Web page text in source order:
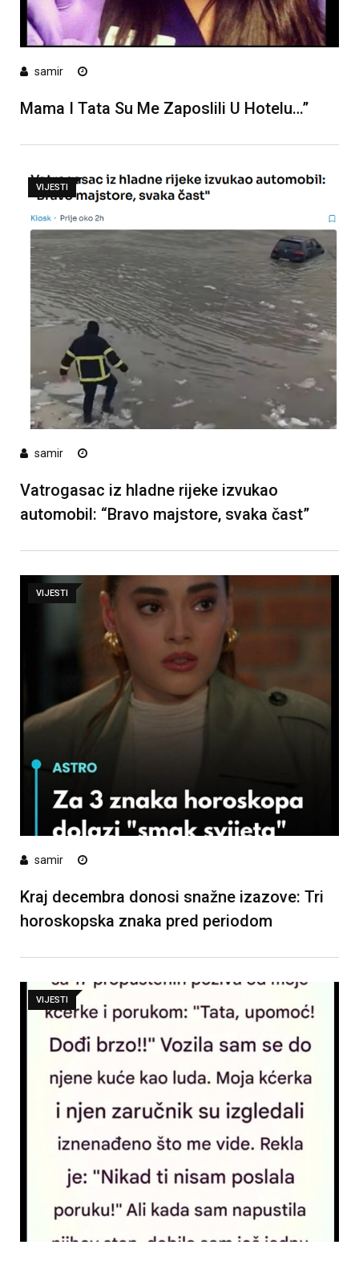
samir
Mama I Tata Su Me Zaposlili U Hotelu…”
VIJESTI
samir
Vatrogasac iz hladne rijeke izvukao
automobil: “Bravo majstore, svaka čast”
VIJESTI
samir
Kraj decembra donosi snažne izazove: Tri
horoskopska znaka pred periodom
VIJESTI